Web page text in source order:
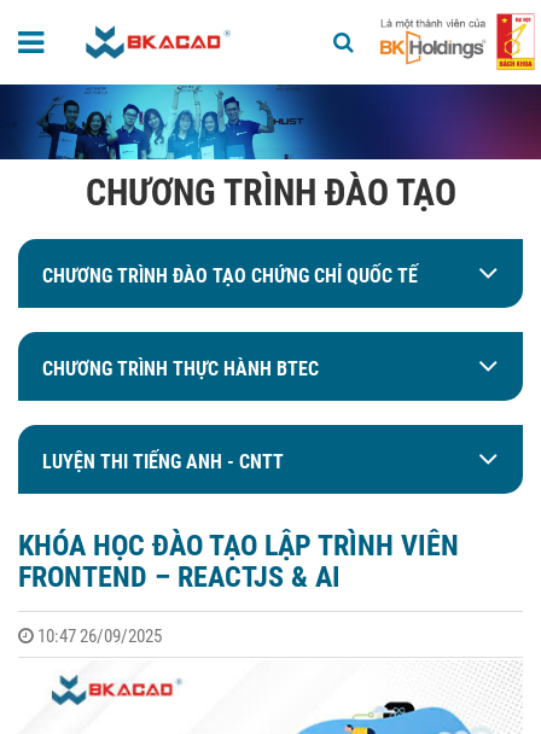
CHƯƠNG TRÌNH ĐÀO TẠO
CHƯƠNG TRÌNH ĐÀO TẠO CHỨNG CHỈ QUỐC TẾ
CHƯƠNG TRÌNH THỰC HÀNH BTEC
LUYỆN THI TIẾNG ANH - CNTT
KHÓA HỌC ĐÀO TẠO LẬP TRÌNH VIÊN
FRONTEND – REACTJS & AI
10:47 26/09/2025